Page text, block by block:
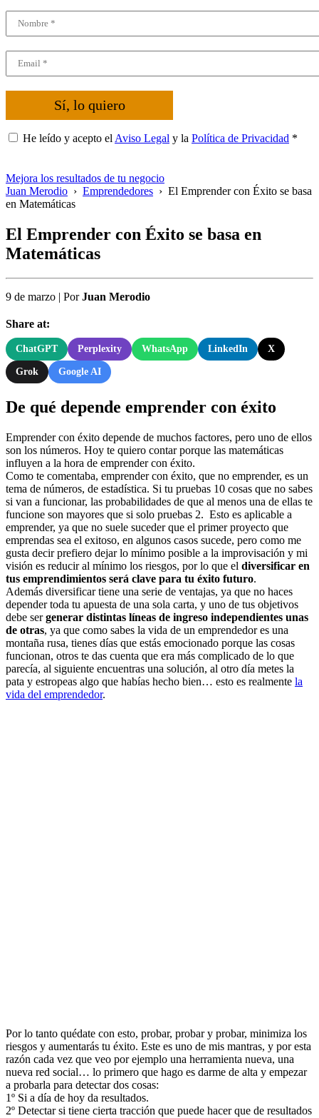
Sí, lo quiero
He leído y acepto el Aviso Legal y la Política de Privacidad *
Mejora los resultados de tu negocio
Juan Merodio › Emprendedores › El Emprender con Éxito se basa
en Matemáticas
El Emprender con Éxito se basa en
Matemáticas
9 de marzo | PorJuan Merodio
Share at:
ChatGPT Perplexity WhatsApp LinkedIn X
Grok Google AI
De qué depende emprender con éxito
Emprender con éxito depende de muchos factores, pero uno de ellos
son los números. Hoy te quiero contar porque las matemáticas
influyen a la hora de emprender con éxito.
Como te comentaba, emprender con éxito, que no emprender, es un
tema de números, de estadística. Si tu pruebas 10 cosas que no sabes
si van a funcionar, las probabilidades de que al menos una de ellas te
funcione son mayores que si solo pruebas 2. Esto es aplicable a
emprender, ya que no suele suceder que el primer proyecto que
emprendas sea el exitoso, en algunos casos sucede, pero como me
gusta decir prefiero dejar lo mínimo posible a la improvisación y mi
visión es reducir al mínimo los riesgos, por lo que el diversificar en
tus emprendimientos será clave para tu éxito futuro.
Además diversificar tiene una serie de ventajas, ya que no haces
depender toda tu apuesta de una sola carta, y uno de tus objetivos
debe sergenerar distintas líneas de ingreso independientes unas
de otras, ya que como sabes la vida de un emprendedor es una
montaña rusa, tienes días que estás emocionado porque las cosas
funcionan, otros te das cuenta que era más complicado de lo que
parecía, al siguiente encuentras una solución, al otro día metes la
pata y estropeas algo que habías hecho bien… esto es realmente la
vida del emprendedor.
Por lo tanto quédate con esto, probar, probar y probar, minimiza los
riesgos y aumentarás tu éxito. Este es uno de mis mantras, y por esta
razón cada vez que veo por ejemplo una herramienta nueva, una
nueva red social… lo primero que hago es darme de alta y empezar
a probarla para detectar dos cosas:
1º Si a día de hoy da resultados.
2º Detectar si tiene cierta tracción que puede hacer que de resultados